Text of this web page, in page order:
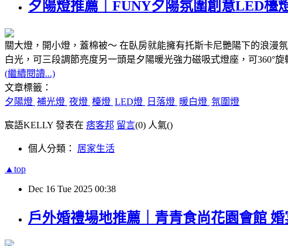
夕陽燈推薦｜FUNY夕陽氛圍創意LED檯
關大燈，開小燈，蓋棉被～ 在臥房就能擁有托斯卡尼艷陽下的浪漫
白光，可三段調節亮度另一頭是夕陽暖光強力磁吸式燈座，可360°
(繼續閱讀...)
文章標籤：
夕陽燈 補光燈 夜燈 檯燈 LED燈 日落燈 暖白燈 氛圍燈
宸語KELLY 發表在 痞客邦 留言(0) 人氣()
個人分類： 居家生活
▲top
Dec 16 Tue 2025 00:38
戶外婚禮場地推薦｜青青食尚花園會館